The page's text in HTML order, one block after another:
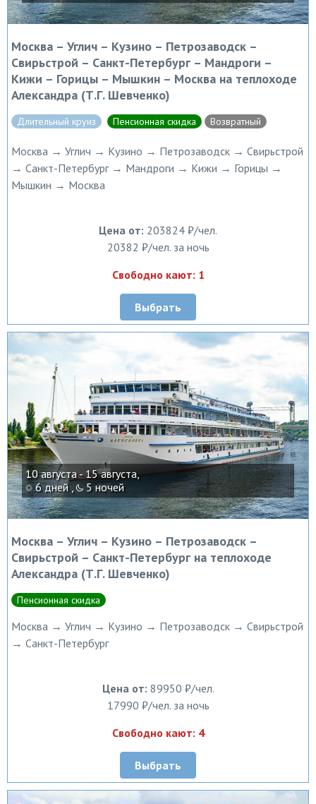
Москва – Углич – Кузино – Петрозаводск –
Свирьстрой – Санкт-Петербург – Мандроги –
Кижи – Горицы – Мышкин – Москва на теплоходе
Александра (Т.Г. Шевченко)
Длительный круиз Пенсионная скидка Возвратный
Москва → Углич → Кузино → Петрозаводск → Свирьстрой
→ Санкт-Петербург → Мандроги → Кижи → Горицы →
Мышкин → Москва
Цена от: 203824 ₽/чел.
20382 ₽/чел. за ночь
Свободно кают: 1
Выбрать
10 августа - 15 августа,
6 дней ,
5 ночей
Москва – Углич – Кузино – Петрозаводск –
Свирьстрой – Санкт-Петербург на теплоходе
Александра (Т.Г. Шевченко)
Пенсионная скидка
Москва → Углич → Кузино → Петрозаводск → Свирьстрой
→ Санкт-Петербург
Цена от: 89950 ₽/чел.
17990 ₽/чел. за ночь
Свободно кают: 4
Выбрать